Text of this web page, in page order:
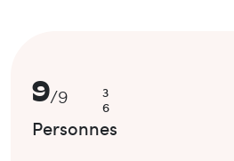
9/9
3
6
Personnes